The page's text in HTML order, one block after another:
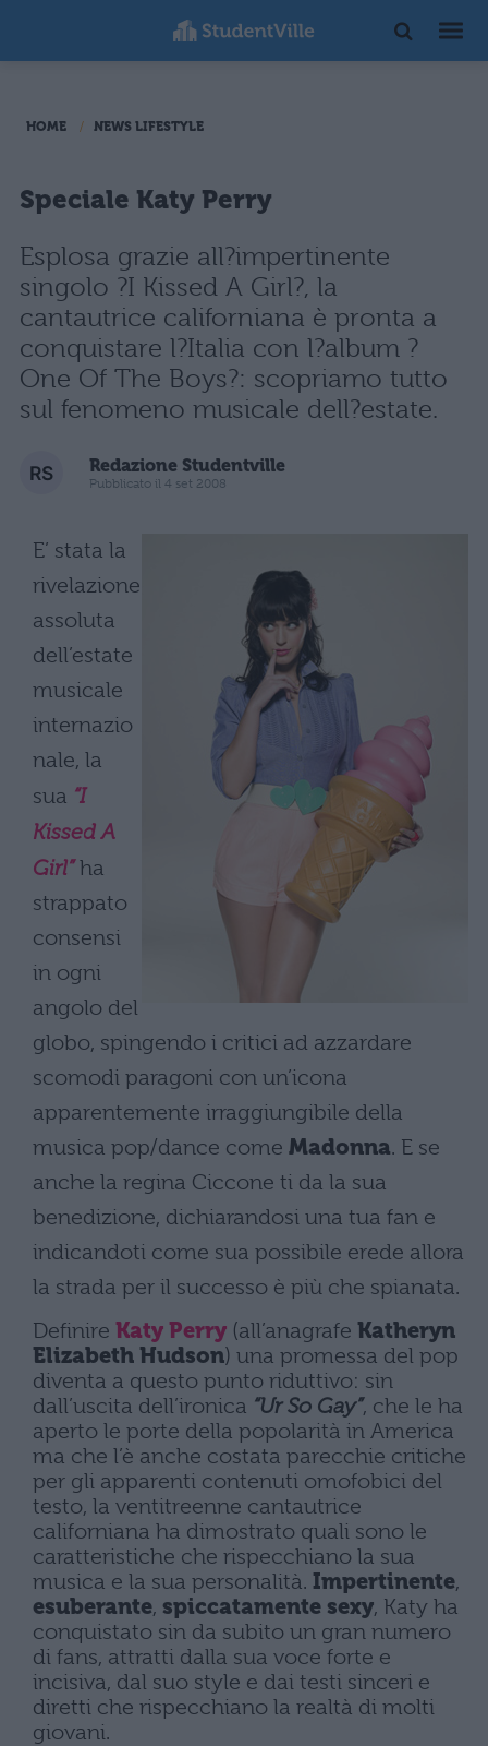
HOME NEWS LIFESTYLE
Speciale Katy Perry
Esplosa grazie all?impertinente
singolo ?I Kissed A Girl?, la
cantautrice californiana è pronta a
conquistare l?Italia con l?album ?
One Of The Boys?: scopriamo tutto
sul fenomeno musicale dell?estate.
Redazione Studentville
Pubblicato il 4 set 2008
E’ stata la
rivelazione
assoluta
dell’estate
musicale
internazio
nale, la
sua “I
Kissed A
Girl” ha
strappato
consensi
in ogni
angolo del
globo, spingendo i critici ad azzardare
scomodi paragoni con un’icona
apparentemente irraggiungibile della
musica pop/dance come Madonna. E se
anche la regina Ciccone ti da la sua
benedizione, dichiarandosi una tua fan e
indicandoti come sua possibile erede allora
la strada per il successo è più che spianata.
Definire Katy Perry (all’anagrafe Katheryn
Elizabeth Hudson) una promessa del pop
diventa a questo punto riduttivo: sin
dall’uscita dell’ironica “Ur So Gay”, che le ha
aperto le porte della popolarità in America
ma che l’è anche costata parecchie critiche
per gli apparenti contenuti omofobici del
testo, la ventitreenne cantautrice
californiana ha dimostrato quali sono le
caratteristiche che rispecchiano la sua
musica e la sua personalità. Impertinente,
esuberante, spiccatamente sexy, Katy ha
conquistato sin da subito un gran numero
di fans, attratti dalla sua voce forte e
incisiva, dal suo style e dai testi sinceri e
diretti che rispecchiano la realtà di molti
giovani.